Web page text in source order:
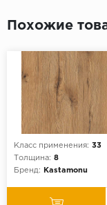
Похожие
Класс применения: 33
Толщина: 8
Бренд:
Kastamonu